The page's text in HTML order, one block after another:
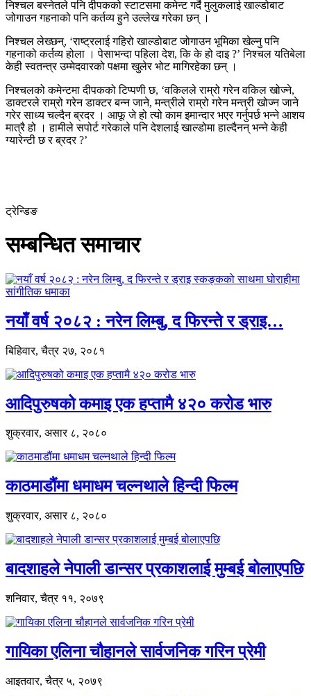
निश्चल बस्नेतले पनि दीपकको स्टाटसमा कमेन्ट गर्दै मुलुकलाई खाल्डोबाट
जोगाउन गहनाको पनि कर्तव्य हुने उल्लेख गरेका छन् ।
निश्चल लेख्छन्, ‘राष्ट्रलाई गहिरो खाल्डोबाट जोगाउन भूमिका खेल्नु पनि
गहनाको कर्तव्य होला । पेसाभन्दा पहिला देश, कि के हो दाइ ?’ निश्चल यतिबेला
केही स्वतन्त्र उम्मेदवारको पक्षमा खुलेर भोट मागिरहेका छन् ।
निश्चलको कमेन्टमा दीपकको टिप्पणी छ, ‘वकिलले राम्रो गरेन वकिल खोज्ने,
डाक्टरले राम्रो गरेन डाक्टर बन्न जाने, मन्त्रीले राम्रो गरेन मन्त्री खोज्न जाने
गरेर साध्य चल्दैन ब्रदर । आफू जे हो त्यो काम इमान्दार भएर गर्नुपर्छ भन्ने आशय
मात्रै हो । हामीले सपोर्ट गरेकाले पनि देशलाई खाल्डोमा हाल्दैनन् भन्ने केही
ग्यारेन्टी छ र ब्रदर ?’
ट्रेन्डिङ
सम्बन्धित समाचार
नयाँ वर्ष २०८२ : नरेन लिम्बु, द फिरन्ते र ड्राइ…
बिहिवार, चैत्र २७, २०८१
आदिपुरुषको कमाइ एक हप्तामै ४२० करोड भारु
शुक्रवार, असार ८, २०८०
काठमाडौंमा धमाधम चल्नथाले हिन्दी फिल्म
शुक्रवार, असार ८, २०८०
बादशाहले नेपाली डान्सर प्रकाशलाई मुम्बई बोलाएपछि
शनिवार, चैत्र ११, २०७९
गायिका एलिना चौहानले सार्वजनिक गरिन प्रेमी
आइतवार, चैत्र ५, २०७९